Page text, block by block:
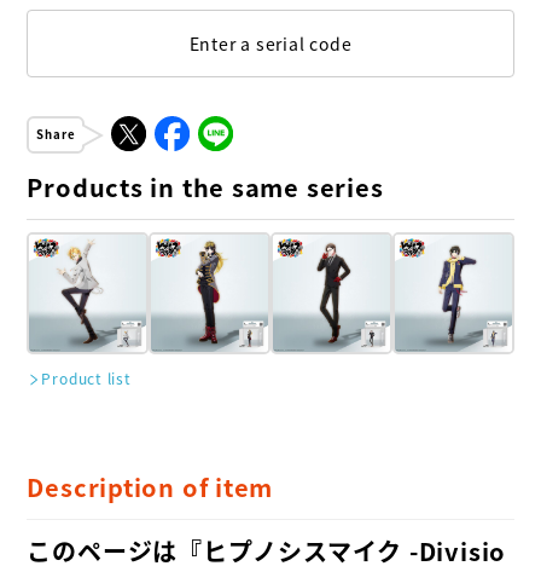
Enter a serial code
Share
Products in the same series
Product list
Description of item
このページは『ヒプノシスマイク -Divisio